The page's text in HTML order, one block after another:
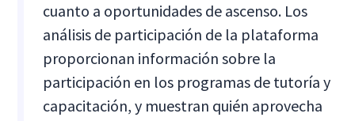
cuanto a oportunidades de ascenso. Los
análisis de participación de la plataforma
proporcionan información sobre la
participación en los programas de tutoría y
capacitación, y muestran quién aprovecha